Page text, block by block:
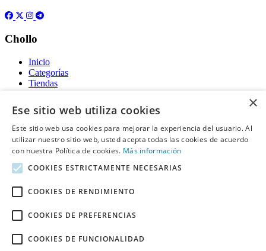
Chollo
Inicio
Categorías
Tiendas
Gratis
Acerca de
Sobre nosotros
Contacto
Información legal
Declaración de cookies
Descargo de Responsabilidad
×
Ese sitio web utiliza cookies
Este sitio web usa cookies para mejorar la experiencia del usuario. Al
utilizar nuestro sitio web, usted acepta todas las cookies de acuerdo
con nuestra Política de cookies. Más información
COOKIES ESTRICTAMENTE NECESARIAS
COOKIES DE RENDIMIENTO
COOKIES DE PREFERENCIAS
COOKIES DE FUNCIONALIDAD